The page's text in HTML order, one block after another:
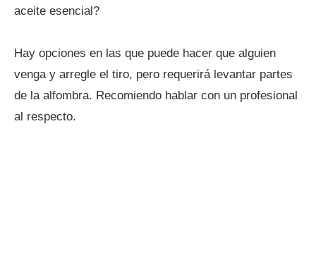
aceite esencial?
Hay opciones en las que puede hacer que alguien
venga y arregle el tiro, pero requerirá levantar partes
de la alfombra. Recomiendo hablar con un profesional
al respecto.